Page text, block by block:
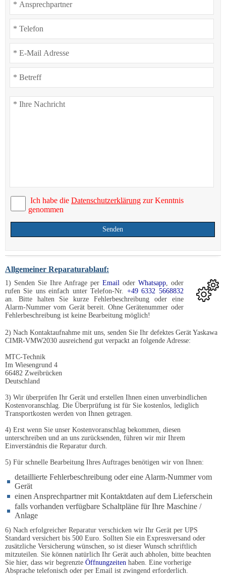
Ich habe die Datenschutzerklärung zur Kenntnis
genommen
Senden
Allgemeiner Reparaturablauf:
1) Senden Sie Ihre Anfrage per Email oder Whatsapp, oder
rufen Sie uns einfach unter Telefon-Nr. +49 6332 5668832
an. Bitte halten Sie kurze Fehlerbeschreibung oder eine
Alarm-Nummer vom Gerät bereit. Ohne Gerätenummer oder
Fehlerbeschreibung ist keine Bearbeitung möglich!
2) Nach Kontaktaufnahme mit uns, senden Sie Ihr defektes Gerät Yaskawa
CIMR-VMW2030 ausreichend gut verpackt an folgende Adresse:
MTC-Technik
Im Wiesengrund 4
66482 Zweibrücken
Deutschland
3) Wir überprüfen Ihr Gerät und erstellen Ihnen einen unverbindlichen
Kostenvoranschlag. Die Überprüfung ist für Sie kostenlos, lediglich
Transportkosten werden von Ihnen getragen.
4) Erst wenn Sie unser Kostenvoranschlag bekommen, diesen
unterschreiben und an uns zurücksenden, führen wir mir Ihrem
Einverständnis die Reparatur durch.
5) Für schnelle Bearbeitung Ihres Auftrages benötigen wir von Ihnen:
detaillierte Fehlerbeschreibung oder eine Alarm-Nummer vom
Gerät
einen Ansprechpartner mit Kontaktdaten auf dem Lieferschein
falls vorhanden verfügbare Schaltpläne für Ihre Maschine /
Anlage
6) Nach erfolgreicher Reparatur verschicken wir Ihr Gerät per UPS
Standard versichert bis 500 Euro. Sollten Sie ein Expressversand oder
zusätzliche Versicherung wünschen, so ist dieser Wunsch schriftlich
mitzuteilen. Sie können natürlich Ihr Gerät auch abholen, bitte beachten
Sie hier, dass wir begrenzte Öffnungzeiten haben. Eine vorherige
Absprache telefonisch oder per Email ist zwingend erforderlich.